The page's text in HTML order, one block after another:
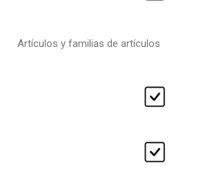
Artículos y familias de artículos